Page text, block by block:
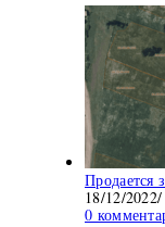
Продается
18/12/2022/
0